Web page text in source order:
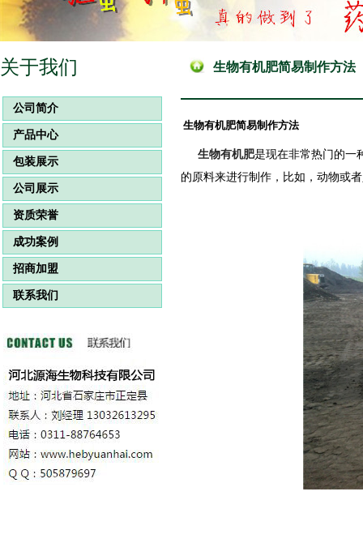
关于我们
公司简介
产品中心
包装展示
公司展示
资质荣誉
成功案例
招商加盟
联系我们
生物有机肥简易制作方法
生物有机肥简易制作方法
生物有机肥是现在非常热门的一
的原料来进行制作，比如，动物或